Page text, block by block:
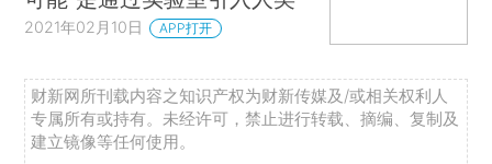
2021年02月10日 APP打开
财新网所刊载内容之知识产权为财新传媒及/或相关权利人
专属所有或持有。未经许可，禁止进行转载、摘编、复制及
建立镜像等任何使用。